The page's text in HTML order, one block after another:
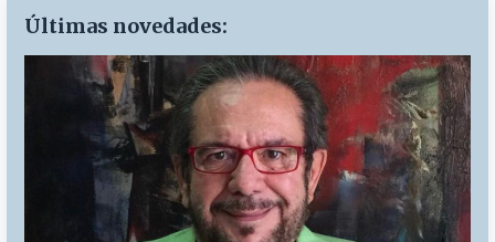
Últimas novedades: